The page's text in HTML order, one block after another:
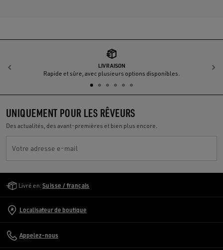
LIVRAISON
Rapide et sûre, avec plusieurs options disponibles.
Précédent
UNIQUEMENT POUR LES RÊVEURS
Des actualités, des avant-premières et bien plus encore.
Votre adresse e-mail
Livré en: Suisse / français
Localisateur de boutique
Appelez-nous